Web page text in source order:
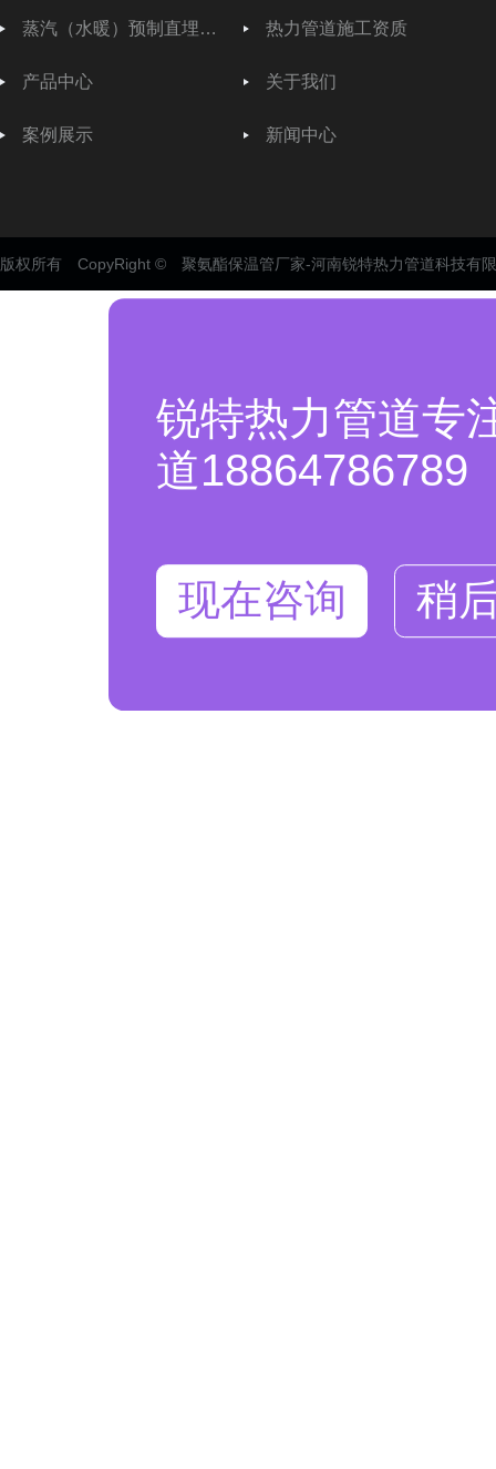
蒸汽（水暖）预制直埋保温管 热力管道施工资质
产品中心 关于我们
案例展示 新闻中心
版权所有 CopyRight © 聚氨酯保温管厂家-河南锐特热力管道科技有
锐特热力管道专
道18864786789
现在咨询 稍